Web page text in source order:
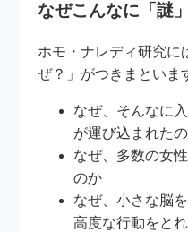
なぜこんなに「謎
ホモ・ナレディ研究に
ぜ？」がつきまといま
なぜ、そんなに
が運び込まれた
なぜ、多数の女
のか
なぜ、小さな脳
高度な行動をと